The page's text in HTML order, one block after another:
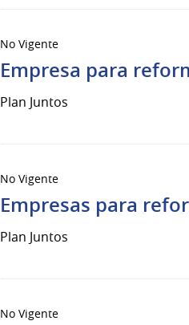
No Vigente
Empresa para
Plan Juntos
No Vigente
Empresas para
Plan Juntos
No Vigente